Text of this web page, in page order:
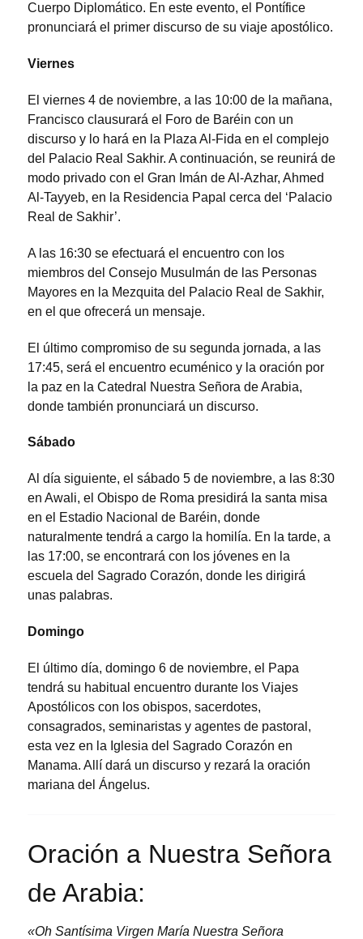
Cuerpo Diplomático. En este evento, el Pontífice
pronunciará el primer discurso de su viaje apostólico.
Viernes
El viernes 4 de noviembre, a las 10:00 de la mañana,
Francisco clausurará el Foro de Baréin con un
discurso y lo hará en la Plaza Al-Fida en el complejo
del Palacio Real Sakhir. A continuación, se reunirá de
modo privado con el Gran Imán de Al-Azhar, Ahmed
Al-Tayyeb, en la Residencia Papal cerca del ‘Palacio
Real de Sakhir’.
A las 16:30 se efectuará el encuentro con los
miembros del Consejo Musulmán de las Personas
Mayores en la Mezquita del Palacio Real de Sakhir,
en el que ofrecerá un mensaje.
El último compromiso de su segunda jornada, a las
17:45, será el encuentro ecuménico y la oración por
la paz en la Catedral Nuestra Señora de Arabia,
donde también pronunciará un discurso.
Sábado
Al día siguiente, el sábado 5 de noviembre, a las 8:30
en Awali, el Obispo de Roma presidirá la santa misa
en el Estadio Nacional de Baréin, donde
naturalmente tendrá a cargo la homilía. En la tarde, a
las 17:00, se encontrará con los jóvenes en la
escuela del Sagrado Corazón, donde les dirigirá
unas palabras.
Domingo
El último día, domingo 6 de noviembre, el Papa
tendrá su habitual encuentro durante los Viajes
Apostólicos con los obispos, sacerdotes,
consagrados, seminaristas y agentes de pastoral,
esta vez en la Iglesia del Sagrado Corazón en
Manama. Allí dará un discurso y rezará la oración
mariana del Ángelus.
Oración a Nuestra Señora
de Arabia:
«Oh Santísima Virgen María Nuestra Señora